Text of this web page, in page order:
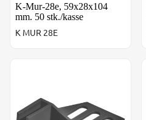
K-Mur-28e, 59x28x104
mm. 50 stk./kasse
K MUR 28E